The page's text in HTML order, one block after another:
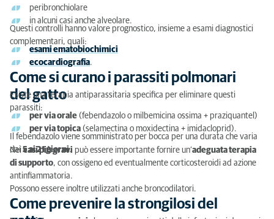
peribronchiolare
in alcuni casi anche alveolare.
Questi controlli hanno valore prognostico, insieme a esami diagnostici
complementari, quali:
esami ematobiochimici
ecocardiografia.
Come si curano i parassiti polmonari
del gatto
Esiste una terapia antiparassitaria specifica per eliminare questi
parassiti:
per via orale (febendazolo o milbemicina ossima + praziquantel)
per via topica (selamectina o moxidectina + imidacloprid).
Il febendazolo viene somministrato per bocca per una durata che varia
dai5 ai 21 giorni.
Neicasi più gravi può essere importante fornire un’adeguata terapia
di supporto, con ossigeno ed eventualmente corticosteroidi ad azione
antinfiammatoria.
Possono essere inoltre utilizzati anche broncodilatori.
Come prevenire la strongilosi del